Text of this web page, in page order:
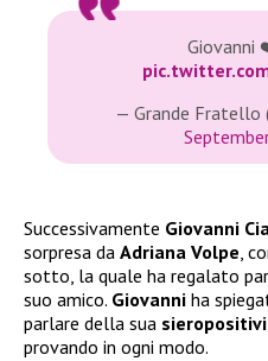
Giovanni
— Grande Fratello
Successivamente Giovanni
sorpresa da Adriana Volpe,
sotto, la quale ha regalato
suo amico. Giovanni ha
parlare della sua
provando in ogni modo.